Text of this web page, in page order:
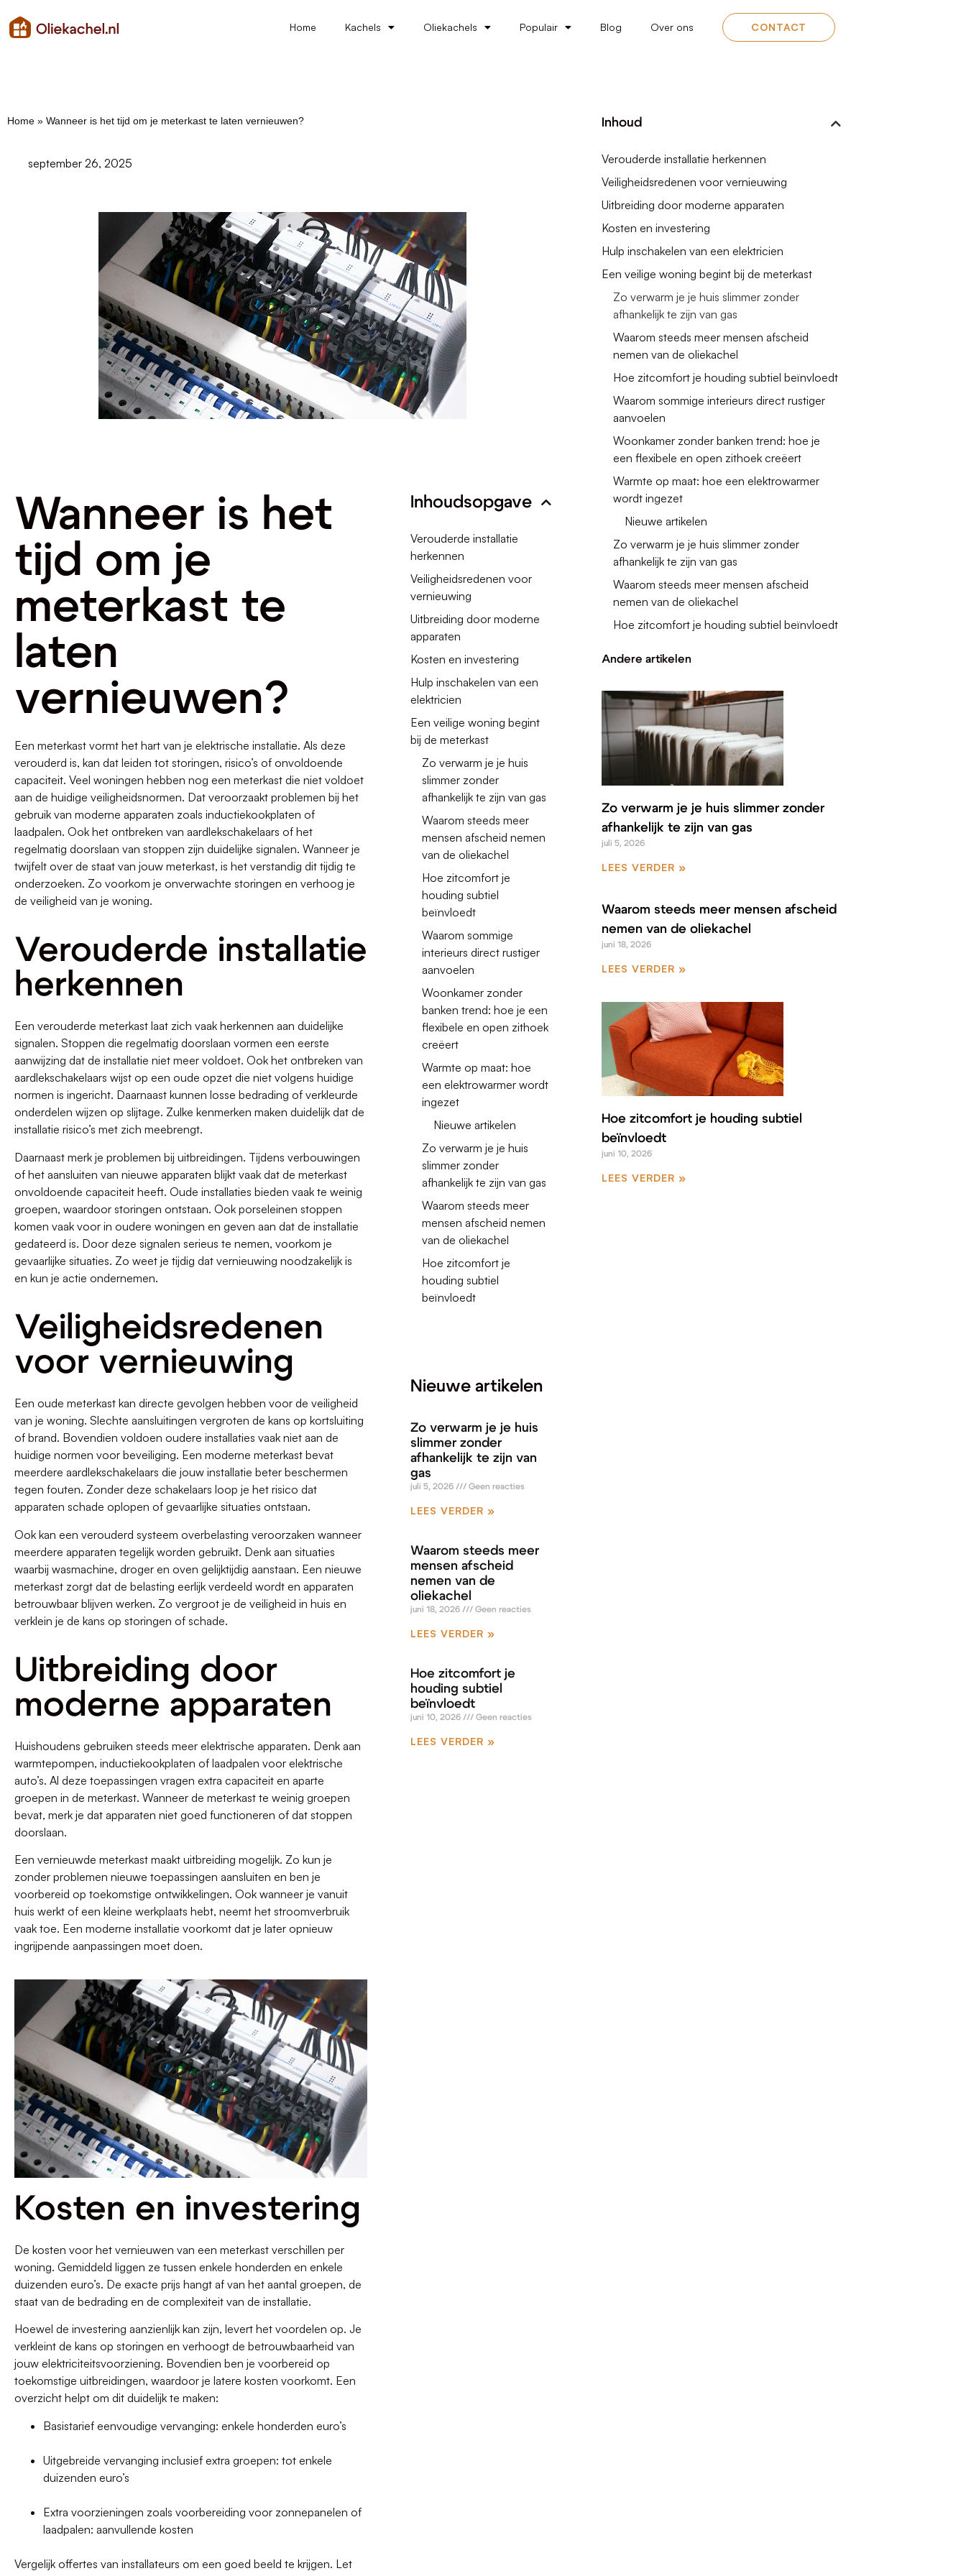
Home Kachels Oliekachels Populair Blog Over ons CONTACT
Home » Wanneer is het tijd om je meterkast te laten vernieuwen?
september 26, 2025
Wanneer is het
tijd om je
meterkast te
laten
vernieuwen?
Een meterkast vormt het hart van je elektrische installatie. Als deze
verouderd is, kan dat leiden tot storingen, risico’s of onvoldoende
capaciteit. Veel woningen hebben nog een meterkast die niet voldoet
aan de huidige veiligheidsnormen. Dat veroorzaakt problemen bij het
gebruik van moderne apparaten zoals inductiekookplaten of
laadpalen. Ook het ontbreken van aardlekschakelaars of het
regelmatig doorslaan van stoppen zijn duidelijke signalen. Wanneer je
twijfelt over de staat van jouw meterkast, is het verstandig dit tijdig te
onderzoeken. Zo voorkom je onverwachte storingen en verhoog je
de veiligheid van je woning.
Verouderde installatie
herkennen
Een verouderde meterkast laat zich vaak herkennen aan duidelijke
signalen. Stoppen die regelmatig doorslaan vormen een eerste
aanwijzing dat de installatie niet meer voldoet. Ook het ontbreken van
aardlekschakelaars wijst op een oude opzet die niet volgens huidige
normen is ingericht. Daarnaast kunnen losse bedrading of verkleurde
onderdelen wijzen op slijtage. Zulke kenmerken maken duidelijk dat de
installatie risico’s met zich meebrengt.
Daarnaast merk je problemen bij uitbreidingen. Tijdens verbouwingen
of het aansluiten van nieuwe apparaten blijkt vaak dat de meterkast
onvoldoende capaciteit heeft. Oude installaties bieden vaak te weinig
groepen, waardoor storingen ontstaan. Ook porseleinen stoppen
komen vaak voor in oudere woningen en geven aan dat de installatie
gedateerd is. Door deze signalen serieus te nemen, voorkom je
gevaarlijke situaties. Zo weet je tijdig dat vernieuwing noodzakelijk is
en kun je actie ondernemen.
Veiligheidsredenen
voor vernieuwing
Een oude meterkast kan directe gevolgen hebben voor de veiligheid
van je woning. Slechte aansluitingen vergroten de kans op kortsluiting
of brand. Bovendien voldoen oudere installaties vaak niet aan de
huidige normen voor beveiliging. Een moderne meterkast bevat
meerdere aardlekschakelaars die jouw installatie beter beschermen
tegen fouten. Zonder deze schakelaars loop je het risico dat
apparaten schade oplopen of gevaarlijke situaties ontstaan.
Ook kan een verouderd systeem overbelasting veroorzaken wanneer
meerdere apparaten tegelijk worden gebruikt. Denk aan situaties
waarbij wasmachine, droger en oven gelijktijdig aanstaan. Een nieuwe
meterkast zorgt dat de belasting eerlijk verdeeld wordt en apparaten
betrouwbaar blijven werken. Zo vergroot je de veiligheid in huis en
verklein je de kans op storingen of schade.
Uitbreiding door
moderne apparaten
Huishoudens gebruiken steeds meer elektrische apparaten. Denk aan
warmtepompen, inductiekookplaten of laadpalen voor elektrische
auto’s. Al deze toepassingen vragen extra capaciteit en aparte
groepen in de meterkast. Wanneer de meterkast te weinig groepen
bevat, merk je dat apparaten niet goed functioneren of dat stoppen
doorslaan.
Een vernieuwde meterkast maakt uitbreiding mogelijk. Zo kun je
zonder problemen nieuwe toepassingen aansluiten en ben je
voorbereid op toekomstige ontwikkelingen. Ook wanneer je vanuit
huis werkt of een kleine werkplaats hebt, neemt het stroomverbruik
vaak toe. Een moderne installatie voorkomt dat je later opnieuw
ingrijpende aanpassingen moet doen.
Kosten en investering
De kosten voor het vernieuwen van een meterkast verschillen per
woning. Gemiddeld liggen ze tussen enkele honderden en enkele
duizenden euro’s. De exacte prijs hangt af van het aantal groepen, de
staat van de bedrading en de complexiteit van de installatie.
Hoewel de investering aanzienlijk kan zijn, levert het voordelen op. Je
verkleint de kans op storingen en verhoogt de betrouwbaarheid van
jouw elektriciteitsvoorziening. Bovendien ben je voorbereid op
toekomstige uitbreidingen, waardoor je latere kosten voorkomt. Een
overzicht helpt om dit duidelijk te maken:
Basistarief eenvoudige vervanging: enkele honderden euro’s
Uitgebreide vervanging inclusief extra groepen: tot enkele
duizenden euro’s
Extra voorzieningen zoals voorbereiding voor zonnepanelen of
laadpalen: aanvullende kosten
Vergelijk offertes van installateurs om een goed beeld te krijgen. Let
Inhoudsopgave
Verouderde installatie
herkennen
Veiligheidsredenen voor
vernieuwing
Uitbreiding door moderne
apparaten
Kosten en investering
Hulp inschakelen van een
elektricien
Een veilige woning begint
bij de meterkast
Zo verwarm je je huis
slimmer zonder
afhankelijk te zijn van gas
Waarom steeds meer
mensen afscheid nemen
van de oliekachel
Hoe zitcomfort je
houding subtiel
beïnvloedt
Waarom sommige
interieurs direct rustiger
aanvoelen
Woonkamer zonder
banken trend: hoe je een
flexibele en open zithoek
creëert
Warmte op maat: hoe
een elektrowarmer wordt
ingezet
Nieuwe artikelen
Zo verwarm je je huis
slimmer zonder
afhankelijk te zijn van gas
Waarom steeds meer
mensen afscheid nemen
van de oliekachel
Hoe zitcomfort je
houding subtiel
beïnvloedt
Nieuwe artikelen
Zo verwarm je je huis
slimmer zonder
afhankelijk te zijn van
gas
juli 5, 2026 Geen reacties
LEES VERDER »
Waarom steeds meer
mensen afscheid
nemen van de
oliekachel
juni 18, 2026 Geen reacties
LEES VERDER »
Hoe zitcomfort je
houding subtiel
beïnvloedt
juni 10, 2026 Geen reacties
LEES VERDER »
Inhoud
Verouderde installatie herkennen
Veiligheidsredenen voor vernieuwing
Uitbreiding door moderne apparaten
Kosten en investering
Hulp inschakelen van een elektricien
Een veilige woning begint bij de meterkast
Zo verwarm je je huis slimmer zonder
afhankelijk te zijn van gas
Waarom steeds meer mensen afscheid
nemen van de oliekachel
Hoe zitcomfort je houding subtiel beïnvloedt
Waarom sommige interieurs direct rustiger
aanvoelen
Woonkamer zonder banken trend: hoe je
een flexibele en open zithoek creëert
Warmte op maat: hoe een elektrowarmer
wordt ingezet
Nieuwe artikelen
Zo verwarm je je huis slimmer zonder
afhankelijk te zijn van gas
Waarom steeds meer mensen afscheid
nemen van de oliekachel
Hoe zitcomfort je houding subtiel beïnvloedt
Andere artikelen
Zo verwarm je je huis slimmer zonder
afhankelijk te zijn van gas
juli 5, 2026
LEES VERDER »
Waarom steeds meer mensen afscheid
nemen van de oliekachel
juni 18, 2026
LEES VERDER »
Hoe zitcomfort je houding subtiel
beïnvloedt
juni 10, 2026
LEES VERDER »